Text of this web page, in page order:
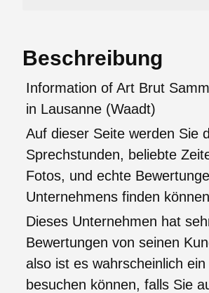
Beschreibung
Information of Art Brut
in Lausanne (Waadt)
Auf dieser Seite werden Sie
Sprechstunden, beliebte
Fotos, und echte
Unternehmens finden
Dieses Unternehmen hat
Bewertungen von seinen
also ist es wahrscheinlich
besuchen können, falls Sie